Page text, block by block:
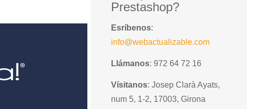
Prestashop?
Esríbenos:
info@webactualizable.com
Llámanos: 972 64 72 16
Vísitanos: Josep Clarà Ayats,
num 5, 1-2, 17003, Girona